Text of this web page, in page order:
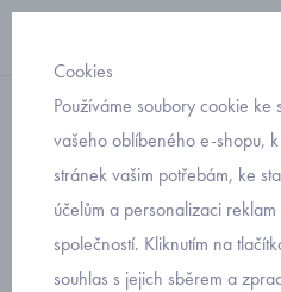
přes hlavu
dívčí mikina
27
Cookies
Používáme soubory cookie ke
vašeho oblíbeného e-shopu,
stránek vašim potřebám, ke
účelům a personalizaci
společností. Kliknutím na
souhlas s jejich sběrem a